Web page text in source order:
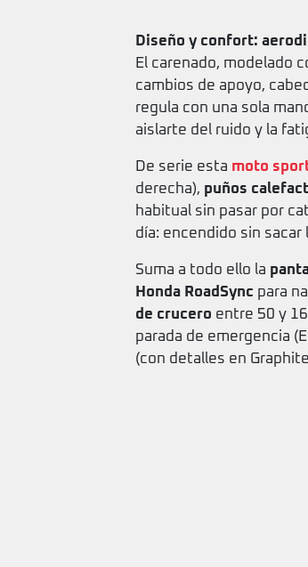
Diseño y confort:
El carenado, modelado
cambios de apoyo,
regula con una sola
aislarte del ruido y la
De serie esta moto
derecha), puños
habitual sin pasar por
día: encendido sin
Suma a todo ello la
Honda RoadSync para
de crucero entre 50 y
parada de emergencia
(con detalles en